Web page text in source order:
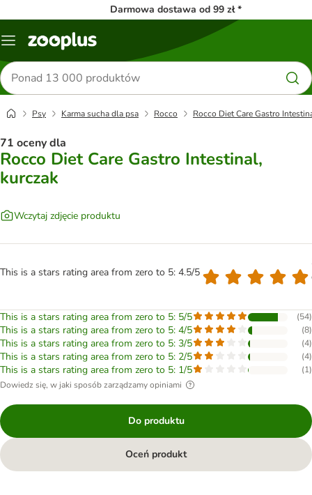
Darmowa dostawa od 99 zł *
Menu
Szukaj
produktów
Psy Karma sucha dla psa Rocco Rocco Diet Care Gastro
71 oceny dla
Rocco Diet Care Gastro Intestinal,
kurczak
Wczytaj zdjęcie produktu
This is a stars rating area from zero to 5: 4.5/5
This is a stars rating area from zero to 5: 5/5 (54)
This is a stars rating area from zero to 5: 4/5 (8)
This is a stars rating area from zero to 5: 3/5 (4)
This is a stars rating area from zero to 5: 2/5 (4)
This is a stars rating area from zero to 5: 1/5 (1)
Dowiedz się, w jaki sposób zarządzamy opiniami
Do produktu
Oceń produkt